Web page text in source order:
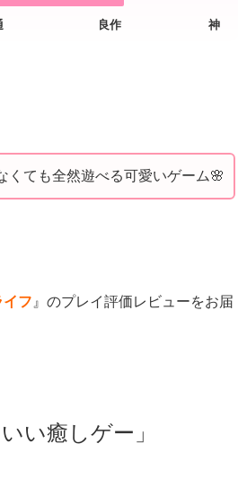
くても全然遊べる可愛いゲーム🌸
フ 』のプレイ評価レビューをお届
い癒しゲー」